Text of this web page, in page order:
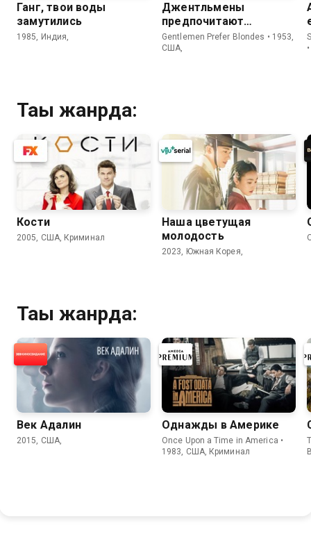
Ганг, твои воды
замутились
1985, Индия,
Джентльмены
предпочитают
блондинок
Gentlemen Prefer Blondes • 1953,
США,
Тағы жанрда:
Кости
2005, США, Криминал
Наша цветущая
молодость
2023, Южная Корея,
Тағы жанрда:
Век Адалин
2015, США,
Однажды в Америке
Once Upon a Time in America •
1983, США, Криминал